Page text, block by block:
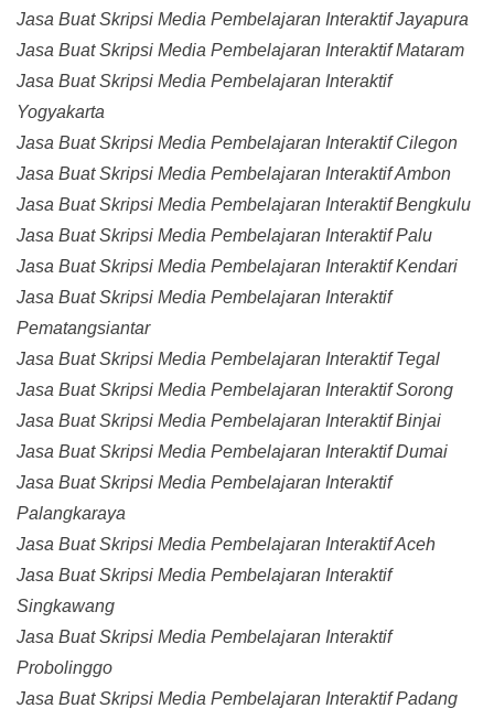
Jasa Buat Skripsi Media Pembelajaran Interaktif Jayapura
Jasa Buat Skripsi Media Pembelajaran Interaktif Mataram
Jasa Buat Skripsi Media Pembelajaran Interaktif
Yogyakarta
Jasa Buat Skripsi Media Pembelajaran Interaktif Cilegon
Jasa Buat Skripsi Media Pembelajaran Interaktif Ambon
Jasa Buat Skripsi Media Pembelajaran Interaktif Bengkulu
Jasa Buat Skripsi Media Pembelajaran Interaktif Palu
Jasa Buat Skripsi Media Pembelajaran Interaktif Kendari
Jasa Buat Skripsi Media Pembelajaran Interaktif
Pematangsiantar
Jasa Buat Skripsi Media Pembelajaran Interaktif Tegal
Jasa Buat Skripsi Media Pembelajaran Interaktif Sorong
Jasa Buat Skripsi Media Pembelajaran Interaktif Binjai
Jasa Buat Skripsi Media Pembelajaran Interaktif Dumai
Jasa Buat Skripsi Media Pembelajaran Interaktif
Palangkaraya
Jasa Buat Skripsi Media Pembelajaran Interaktif Aceh
Jasa Buat Skripsi Media Pembelajaran Interaktif
Singkawang
Jasa Buat Skripsi Media Pembelajaran Interaktif
Probolinggo
Jasa Buat Skripsi Media Pembelajaran Interaktif Padang